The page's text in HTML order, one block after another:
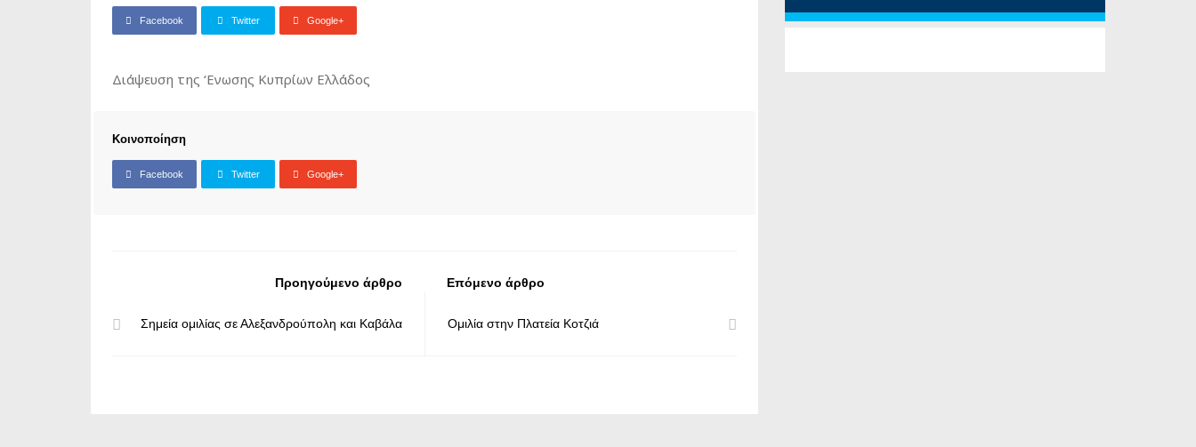
Facebook Twitter Google+
Διάψευση της ‘Ενωσης Κυπρίων Ελλάδος
Κοινοποίηση
Facebook Twitter Google+
Προηγούμενο άρθρο
Σημεία ομιλίας σε Αλεξανδρούπολη και Καβάλα
Επόμενο άρθρο
Ομιλία στην Πλατεία Κοτζιά